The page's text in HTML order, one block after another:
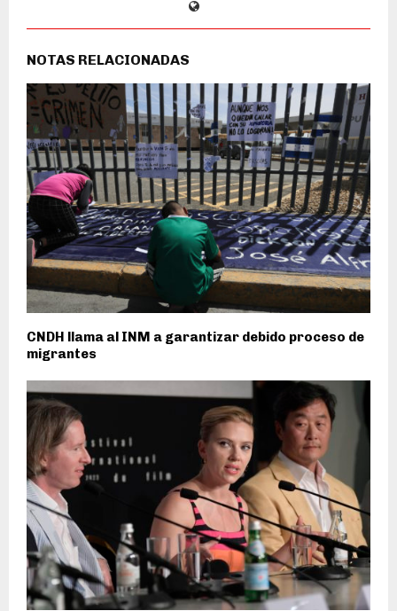
NOTAS RELACIONADAS
CNDH llama al INM a garantizar debido proceso de
migrantes